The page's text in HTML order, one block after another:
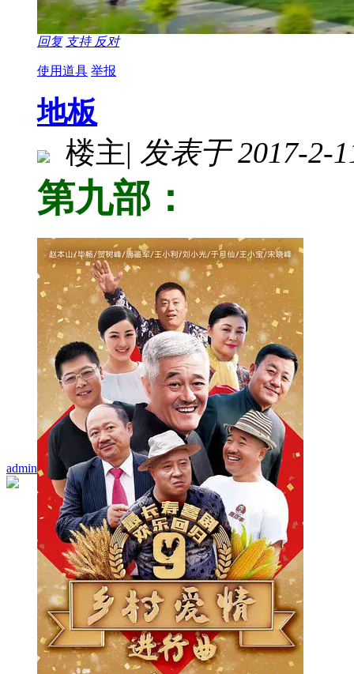
回复 支持 反对
使用道具 举报
admin
地板
楼主| 发表于 2017-2-
第九部：